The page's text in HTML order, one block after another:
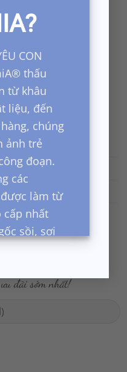
CON
thấu
từ khâu
liệu, đến
chúng
ảnh trẻ
đoạn.
các
làm từ
cấp nhất
sồi, sợi
tôi có các
khi ngủ,
cho đến
đãi sớm nhất!